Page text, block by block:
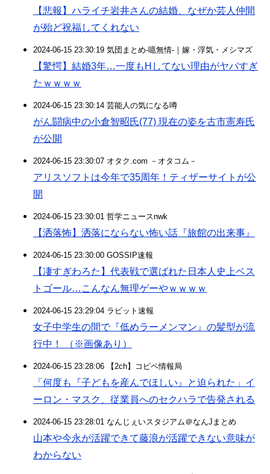
【悲報】ハライチ岩井さんの結婚、なぜか芸人仲間
が殆ど祝福してくれない
2024-06-15 23:30:19 気団まとめ-噫無情-｜嫁・浮気・メシマズ
【驚愕】結婚3年…一度もHしてない理由がヤバすぎ
たｗｗｗｗ
2024-06-15 23:30:14 芸能人の気になる噂
がん闘病中の小倉智昭氏(77) 現在の姿を古市憲寿氏
が公開
2024-06-15 23:30:07 オタク.com －オタコム－
アリスソフトは今年で35周年！ティザーサイトが公
開
2024-06-15 23:30:01 哲学ニュースnwk
【洒落怖】洒落にならない怖い話『旅館の出来事』
2024-06-15 23:30:00 GOSSIP速報
【凄すぎわろた】代表戦で選ばれた日本人史上ベス
トゴール…こんなん無理ゲーやｗｗｗｗ
2024-06-15 23:29:04 ラビット速報
女子中学生の間で『低めラーメンマン』の髪型が流
行中！ （※画像あり）
2024-06-15 23:28:06 【2ch】コピペ情報局
「何度も『子どもを産んでほしい』と迫られた」イ
ーロン・マスク、従業員へのセクハラで告発される
2024-06-15 23:28:01 なんじぇいスタジアム＠なんJまとめ
山本や今永が活躍できて藤浪が活躍できない意味が
わからない